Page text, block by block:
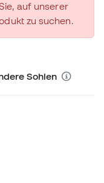
auf unserer
zu suchen.
Sohlen